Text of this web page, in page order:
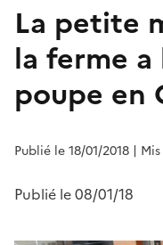
La petite
la ferme
poupe en
Publié le 18/01/2018 |
Publié le 08/01/18